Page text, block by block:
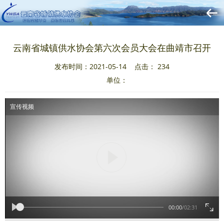
云南省城镇供水协会第六次会员大会在曲靖市召开
发布时间：2021-05-14 点击： 234
单位：
00:00/02:31
宣传视频